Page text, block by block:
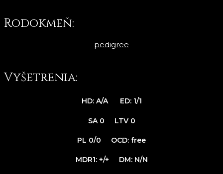
Rodokmeň:
pedigree
Vyšetrenia:
HD: A/A ED: 1/1
SA 0 LTV 0
PL 0/0 OCD: free
MDR1: +/+ DM: N/N